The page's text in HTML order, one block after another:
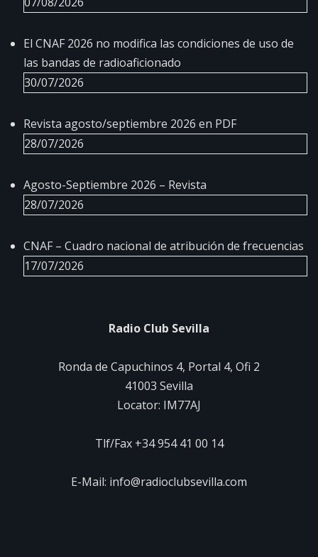
El CNAF 2026 no modifica las condiciones de uso de
las bandas de radioaficionado
30/07/2026
Revista agosto/septiembre 2026 en PDF
28/07/2026
Agosto-Septiembre 2026 – Revista
28/07/2026
CNAF – Cuadro nacional de atribución de frecuencias
17/07/2026
Radio Club Sevilla
Ronda de Capuchinos 4, Portal 4, Ofi 2
41003 Sevilla
Locator: IM77AJ
Tlf/Fax +34 954 41 00 14
E-Mail: info@radioclubsevilla.com